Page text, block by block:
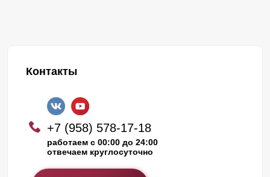
Контакты
+7 (958) 578-17-18
работаем с 00:00 до 24:00
отвечаем круглосуточно